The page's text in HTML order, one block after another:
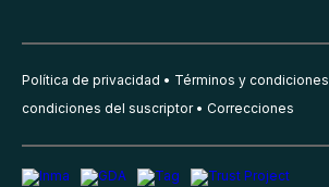
Política de privacidad Términos y condiciones
condiciones del suscriptor
Correcciones